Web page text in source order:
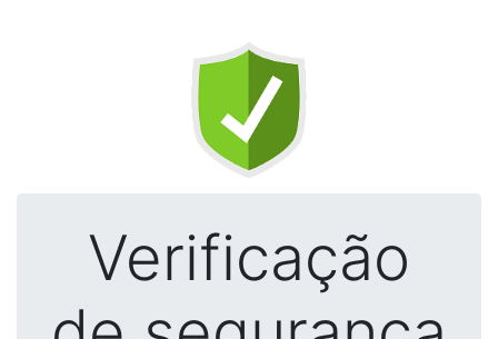
Verificação